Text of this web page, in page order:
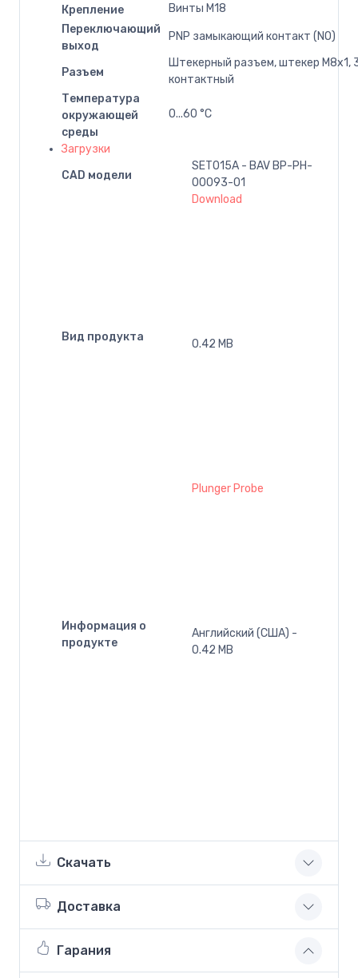
Крепление
Винты M18
Переключающий
выход
PNP замыкающий контакт (NO)
Разъем
Штекерный разъем, штекер M8x1,
контактный
Температура
окружающей
среды
0...60 °C
Загрузки
CAD модели
SET015A - BAV BP-PH-
00093-01
Вид продукта
Download
0.42 MB
Информация о
продукте
Plunger Probe
Английский (США) -
0.42 MB
Скачать
Доставка
Гарания